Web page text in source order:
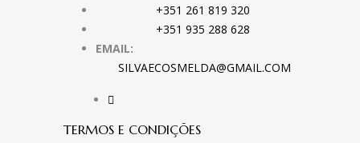
+351 261 819 320
+351 935 288 628
EMAIL:
SILVAECOSMELDA@GMAIL.COM
TERMOS E CONDIÇÕES